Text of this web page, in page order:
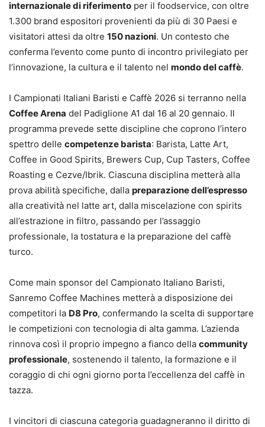
internazionale di riferimento per il foodservice, con oltre
1.300 brand espositori provenienti da più di 30 Paesi e
visitatori attesi da oltre 150 nazioni. Un contesto che
conferma l’evento come punto di incontro privilegiato per
l’innovazione, la cultura e il talento nel mondo del caffè.
I Campionati Italiani Baristi e Caffè 2026 si terranno nella
Coffee Arena del Padiglione A1 dal 16 al 20 gennaio. Il
programma prevede sette discipline che coprono l’intero
spettro delle competenze barista: Barista, Latte Art,
Coffee in Good Spirits, Brewers Cup, Cup Tasters, Coffee
Roasting e Cezve/Ibrik. Ciascuna disciplina metterà alla
prova abilità specifiche, dalla preparazione dell’espresso
alla creatività nel latte art, dalla miscelazione con spirits
all’estrazione in filtro, passando per l’assaggio
professionale, la tostatura e la preparazione del caffè
turco.
Come main sponsor del Campionato Italiano Baristi,
Sanremo Coffee Machines metterà a disposizione dei
competitori la D8 Pro, confermando la scelta di supportare
le competizioni con tecnologia di alta gamma. L’azienda
rinnova così il proprio impegno a fianco della community
professionale, sostenendo il talento, la formazione e il
coraggio di chi ogni giorno porta l’eccellenza del caffè in
tazza.
I vincitori di ciascuna categoria guadagneranno il diritto di